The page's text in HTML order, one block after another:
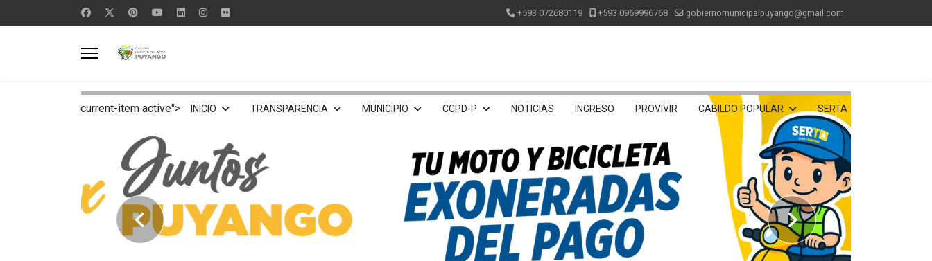
+593 072680119 +593 0959996768 gobiernomunicipalpuyango@gmail.com
current-item active"> INICIO TRANSPARENCIA MUNICIPIO CCPD-P NOTICIAS INGRESO PROVIVIR CABILDO POPULAR SERTA